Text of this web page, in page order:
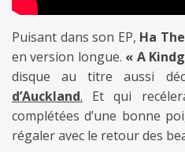
Puisant dans son EP, Ha
en version longue. « A
disque au titre aussi
d’Auckland. Et qui
complétées d’une bonne
régaler avec le retour des